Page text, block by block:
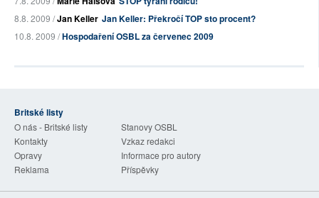
8.8. 2009 /Jan Keller Jan Keller: Překročí TOP sto procent?
10.8. 2009 /Hospodaření OSBL za červenec 2009
Britské listy
O nás - Britské listy
Stanovy OSBL
Kontakty
Vzkaz redakci
Opravy
Informace pro autory
Reklama
Příspěvky